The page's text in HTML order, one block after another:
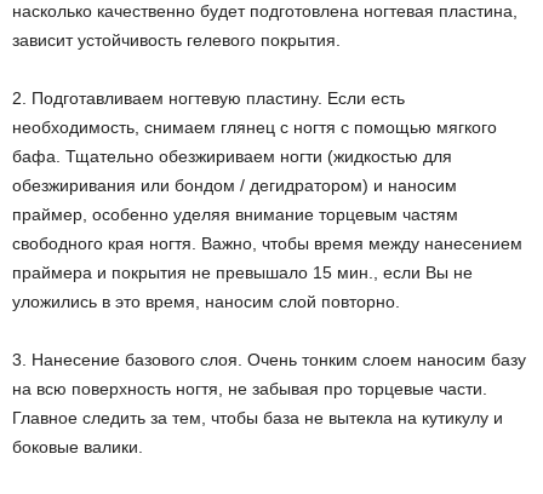
насколько качественно будет подготовлена ногтевая пластина,
зависит устойчивость гелевого покрытия.
2. Подготавливаем ногтевую пластину. Если есть
необходимость, снимаем глянец с ногтя с помощью мягкого
бафа. Тщательно обезжириваем ногти (жидкостью для
обезжиривания или бондом / дегидратором) и наносим
праймер, особенно уделяя внимание торцевым частям
свободного края ногтя. Важно, чтобы время между нанесением
праймера и покрытия не превышало 15 мин., если Вы не
уложились в это время, наносим слой повторно.
3. Нанесение базового слоя. Очень тонким слоем наносим базу
на всю поверхность ногтя, не забывая про торцевые части.
Главное следить за тем, чтобы база не вытекла на кутикулу и
боковые валики.